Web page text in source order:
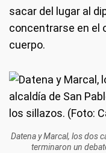
sacar del lugar al
concentrarse en el
cuerpo.
Datena y Marcal, los dos
terminaron un